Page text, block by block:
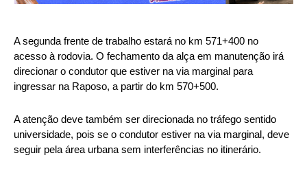
A segunda frente de trabalho estará no km 571+400 no
acesso à rodovia. O fechamento da alça em manutenção irá
direcionar o condutor que estiver na via marginal para
ingressar na Raposo, a partir do km 570+500.
A atenção deve também ser direcionada no tráfego sentido
universidade, pois se o condutor estiver na via marginal, deve
seguir pela área urbana sem interferências no itinerário.